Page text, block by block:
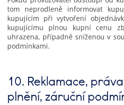
tom neprodleně informovat
kupujícím při vytvoření
kupujícímu plnou kupní cenu
uhrazena, případně sníženou v
podmínkami.
10. Reklamace,
plnění, záruční